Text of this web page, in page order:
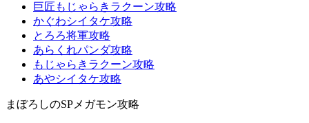
巨匠もじゃらきラクーン攻略
かぐわシイタケ攻略
とろろ将軍攻略
あらくれパンダ攻略
もじゃらきラクーン攻略
あやシイタケ攻略
まぼろしのSPメガモン攻略